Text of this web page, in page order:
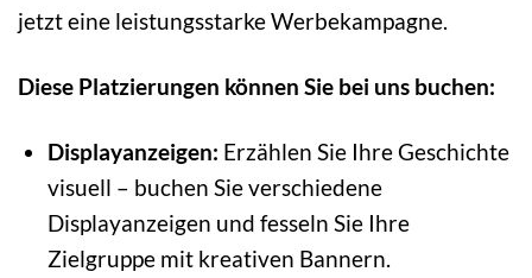
jetzt eine leistungsstarke Werbekampagne.
Diese Platzierungen können Sie bei uns buchen:
Displayanzeigen: Erzählen Sie Ihre Geschichte
visuell – buchen Sie verschiedene
Displayanzeigen und fesseln Sie Ihre
Zielgruppe mit kreativen Bannern.